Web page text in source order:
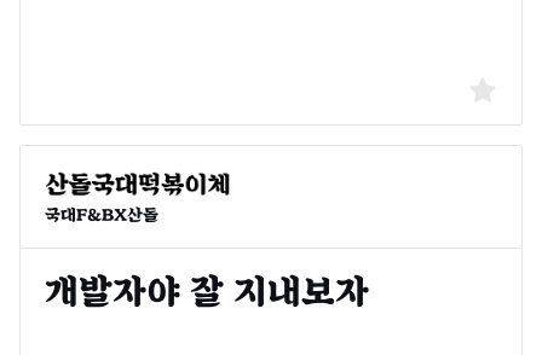
국대F&BX산돌